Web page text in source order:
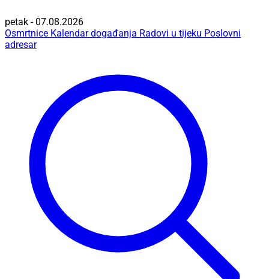
petak - 07.08.2026
Osmrtnice Kalendar događanja Radovi u tijeku Poslovni
adresar